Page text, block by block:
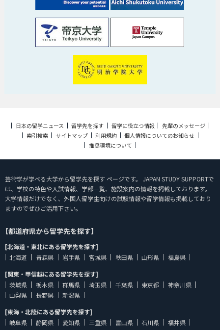
日本の留学ニュース 留学先を探す 留学に役立つ情報
先輩のメッセージ
索引検索
サイトマップ 利用規約
個人情報についてのお知らせ
推奨環境について
芸術学が学べる大学から留学先を探す ページです。 JAPAN STUDY SUPPORTで
は、学校の特色や入試情報、学部一覧、施設案内の情報を掲載しております。
大学情報だけでなく、外国人留学生向けの試験情報や留学情報も掲載しており
ますのでぜひご活用下さい。
【都道府県から留学先を探す】
[北海道・東北にある留学先を探す]
北海道
青森県 岩手県 宮城県 秋田県 山形県
福島県
[関東・甲信越にある留学先を探す]
茨城県
栃木県 群馬県 埼玉県 千葉県 東京都
神奈川県
山梨県
長野県
新潟県
[東海・北陸にある留学先を探す]
岐阜県
静岡県 愛知県 三重県 富山県 石川県
福井県